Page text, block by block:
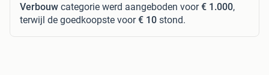
Verbouw categorie werd aangeboden voor€ 1.000,
terwijl de goedkoopste voor€ 10 stond.